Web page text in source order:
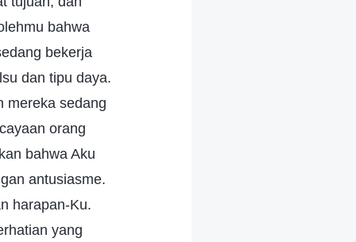
bahwa
bekerja
dan tipu daya.
mereka sedang
orang
bahwa Aku
antusiasme.
harapan-Ku.
yang